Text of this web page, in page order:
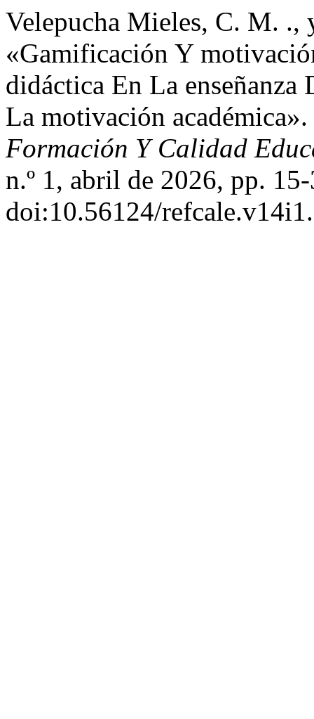
Velepucha Mieles, C. M. .,
«Gamificación Y
didáctica En La
La motivación académica».
Formación Y Calidad
n.º 1, abril de 2026, pp.
doi:10.56124/